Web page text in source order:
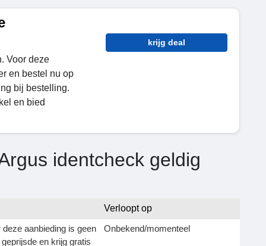
Voor deze
en bestel nu op
bij bestelling.
en bied
krijg deal
identcheck geldig
Verloopt op
aanbieding is geen
en krijg gratis
Onbekend/momenteel